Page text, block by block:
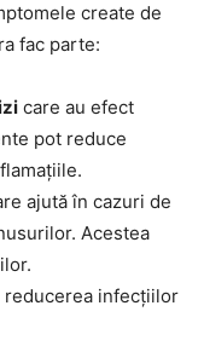
create de
fac parte:
care au efect
pot reduce
ajută în cazuri de
Acestea
reducerea infecțiilor